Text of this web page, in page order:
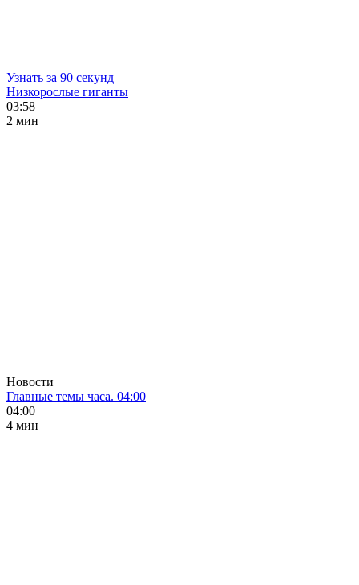
Узнать за 90 секунд
Низкорослые гиганты
03:58
2 мин
Новости
Главные темы часа. 04:00
04:00
4 мин